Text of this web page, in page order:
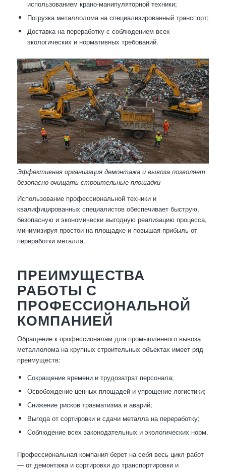
использованием крано-манипуляторной техники;
Погрузка металлолома на специализированный транспорт;
Доставка на переработку с соблюдением всех
экологических и нормативных требований.
Эффективная организация демонтажа и вывоза позволяет
безопасно очищать строительные площадки
Использование профессиональной техники и
квалифицированных специалистов обеспечивает быструю,
безопасную и экономически выгодную реализацию процесса,
минимизируя простои на площадке и повышая прибыль от
переработки металла.
ПРЕИМУЩЕСТВА
РАБОТЫ С
ПРОФЕССИОНАЛЬНОЙ
КОМПАНИЕЙ
Обращение к профессионалам для промышленного вывоза
металлолома на крупных строительных объектах имеет ряд
преимуществ:
Сокращение времени и трудозатрат персонала;
Освобождение ценных площадей и упрощение логистики;
Снижение рисков травматизма и аварий;
Выгода от сортировки и сдачи металла на переработку;
Соблюдение всех законодательных и экологических норм.
Профессиональная компания берет на себя весь цикл работ
— от демонтажа и сортировки до транспортировки и